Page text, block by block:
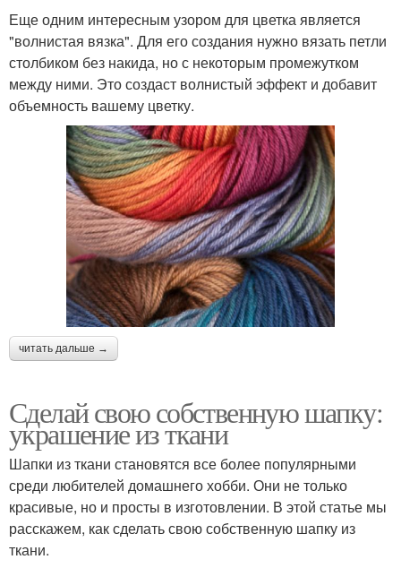
Еще одним интересным узором для цветка является
"волнистая вязка". Для его создания нужно вязать петли
столбиком без накида, но с некоторым промежутком
между ними. Это создаст волнистый эффект и добавит
объемность вашему цветку.
читать дальше →
Сделай свою собственную шапку:
украшение из ткани
Шапки из ткани становятся все более популярными
среди любителей домашнего хобби. Они не только
красивые, но и просты в изготовлении. В этой статье мы
расскажем, как сделать свою собственную шапку из
ткани.